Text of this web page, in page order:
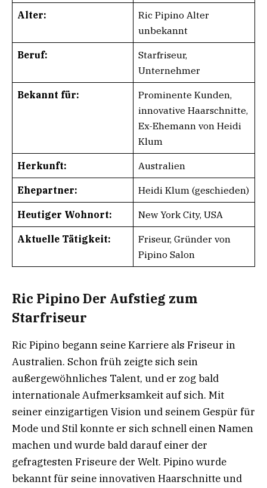
Alter:
Ric Pipino Alter
unbekannt
Beruf:
Starfriseur,
Unternehmer
Bekannt für:
Prominente Kunden,
innovative Haarschnitte,
Ex-Ehemann von Heidi
Klum
Herkunft: Australien
Ehepartner: Heidi Klum (geschieden)
Heutiger Wohnort: New York City, USA
Aktuelle Tätigkeit:
Friseur, Gründer von
Pipino Salon
Ric Pipino Der Aufstieg zum
Starfriseur
Ric Pipino begann seine Karriere als Friseur in
Australien. Schon früh zeigte sich sein
außergewöhnliches Talent, und er zog bald
internationale Aufmerksamkeit auf sich. Mit
seiner einzigartigen Vision und seinem Gespür für
Mode und Stil konnte er sich schnell einen Namen
machen und wurde bald darauf einer der
gefragtesten Friseure der Welt. Pipino wurde
bekannt für seine innovativen Haarschnitte und